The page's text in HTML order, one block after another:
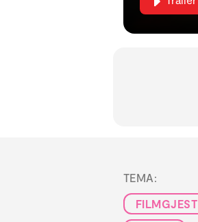
TEMA:
FILMGJEST